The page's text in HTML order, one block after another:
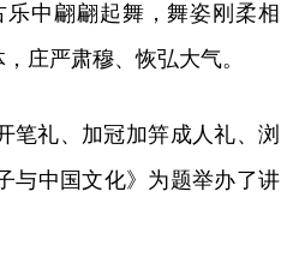
中翩翩起舞，舞姿刚柔相
庄严肃穆、恢弘大气。
笔礼、加冠加笄成人礼、浏
与中国文化》为题举办了讲